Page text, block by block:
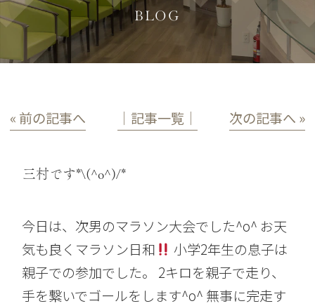
BLOG
« 前の記事へ │記事一覧│ 次の記事へ »
三村です*\(^o^)/*
今日は、次男のマラソン大会でした^o^ お天
気も良くマラソン日和
小学2年生の息子は
親子での参加でした。 2キロを親子で走り、
手を繋いでゴールをします^o^ 無事に完走す